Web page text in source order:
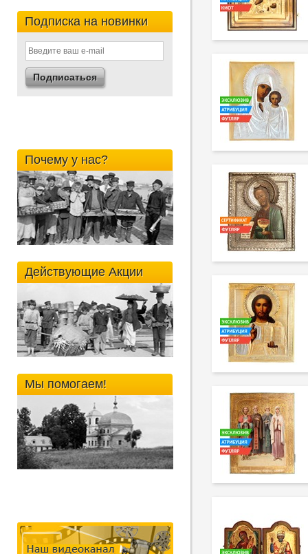
Подписка на новинки
Почему у нас?
Действующие Акции
Мы помогаем!